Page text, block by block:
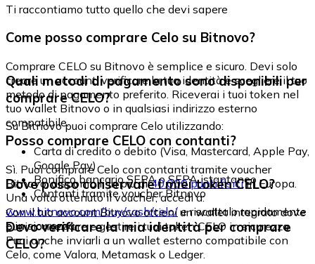
Ti raccontiamo tutto quello che devi sapere
Come posso comprare Celo su Bitnovo?
Comprare CELO su Bitnovo è semplice e sicuro. Devi solo
creare un account, verificare la tua identità e scegliere il tuo
metodo di pagamento preferito. Riceverai i tuoi token nel
tuo wallet Bitnovo o in qualsiasi indirizzo esterno
compatibile.
Quali metodi di pagamento sono disponibili per
comprare CELO?
Su Bitnovo puoi comprare Celo utilizzando:
Carta di credito o debito (Visa, Mastercard, Apple Pay,
Google Pay)
Bonifico bancario SEPA o SEPA istantaneo
Contanti tramite voucher Bitnovo
Posso comprare CELO con contanti?
Sì. Puoi comprare Celo con contanti tramite voucher
Bitnovo, disponibili in più di40.000 punti fisiciin Europa.
Una volta ottenuto il voucher, accedi a:
www.bitnovo.com/buy/cash/celo/e riscattalo rapidamente
e in sicurezza.
Dove posso conservare i miei token CELO?
Con il tuo account Bitnovo ottieni un wallet integrato dove
puoi conservare e gestire i tuoi token CELO in sicurezza.
Puoi anche inviarli a un wallet esterno compatibile con
Celo, come Valora, Metamask o Ledger.
Devo verificare la mia identità per comprare
CELO?